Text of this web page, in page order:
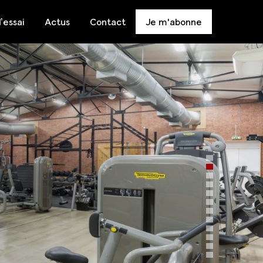
Actus Contact Je m'abonne